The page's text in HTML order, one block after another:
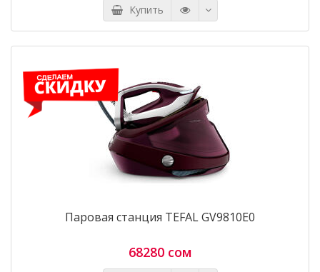
Купить
Паровая станция TEFAL GV9810E0
68280 сом